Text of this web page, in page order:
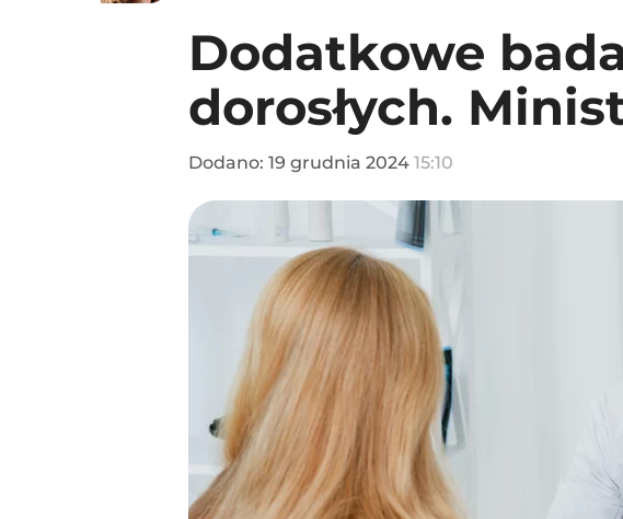
Dodatkowe
dorosłych.
Dodano: 19 grudnia 2024 15:10